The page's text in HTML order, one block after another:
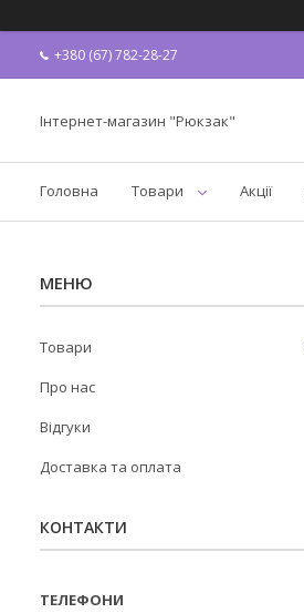
+380 (67) 782-28-27
Інтернет-магазин "Рюкзак"
Головна Товари Акції
Товари
Про нас
Відгуки
Доставка та оплата
КОНТАКТИ